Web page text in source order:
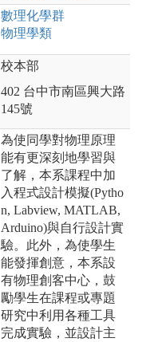
數理化學群
物理學類
校本部
402 台中市南區興大路
145號
為使同學對物理原理
能有更深刻地學習與
了解，本系課程中加
入程式設計模擬(Pytho
n, Labview, MATLAB,
Arduino)與自行設計實
驗。此外，為使學生
能發揮創意，本系設
有物理創客中心，鼓
勵學生在課程或專題
研究中利用各種工具
完成實驗，並設計主